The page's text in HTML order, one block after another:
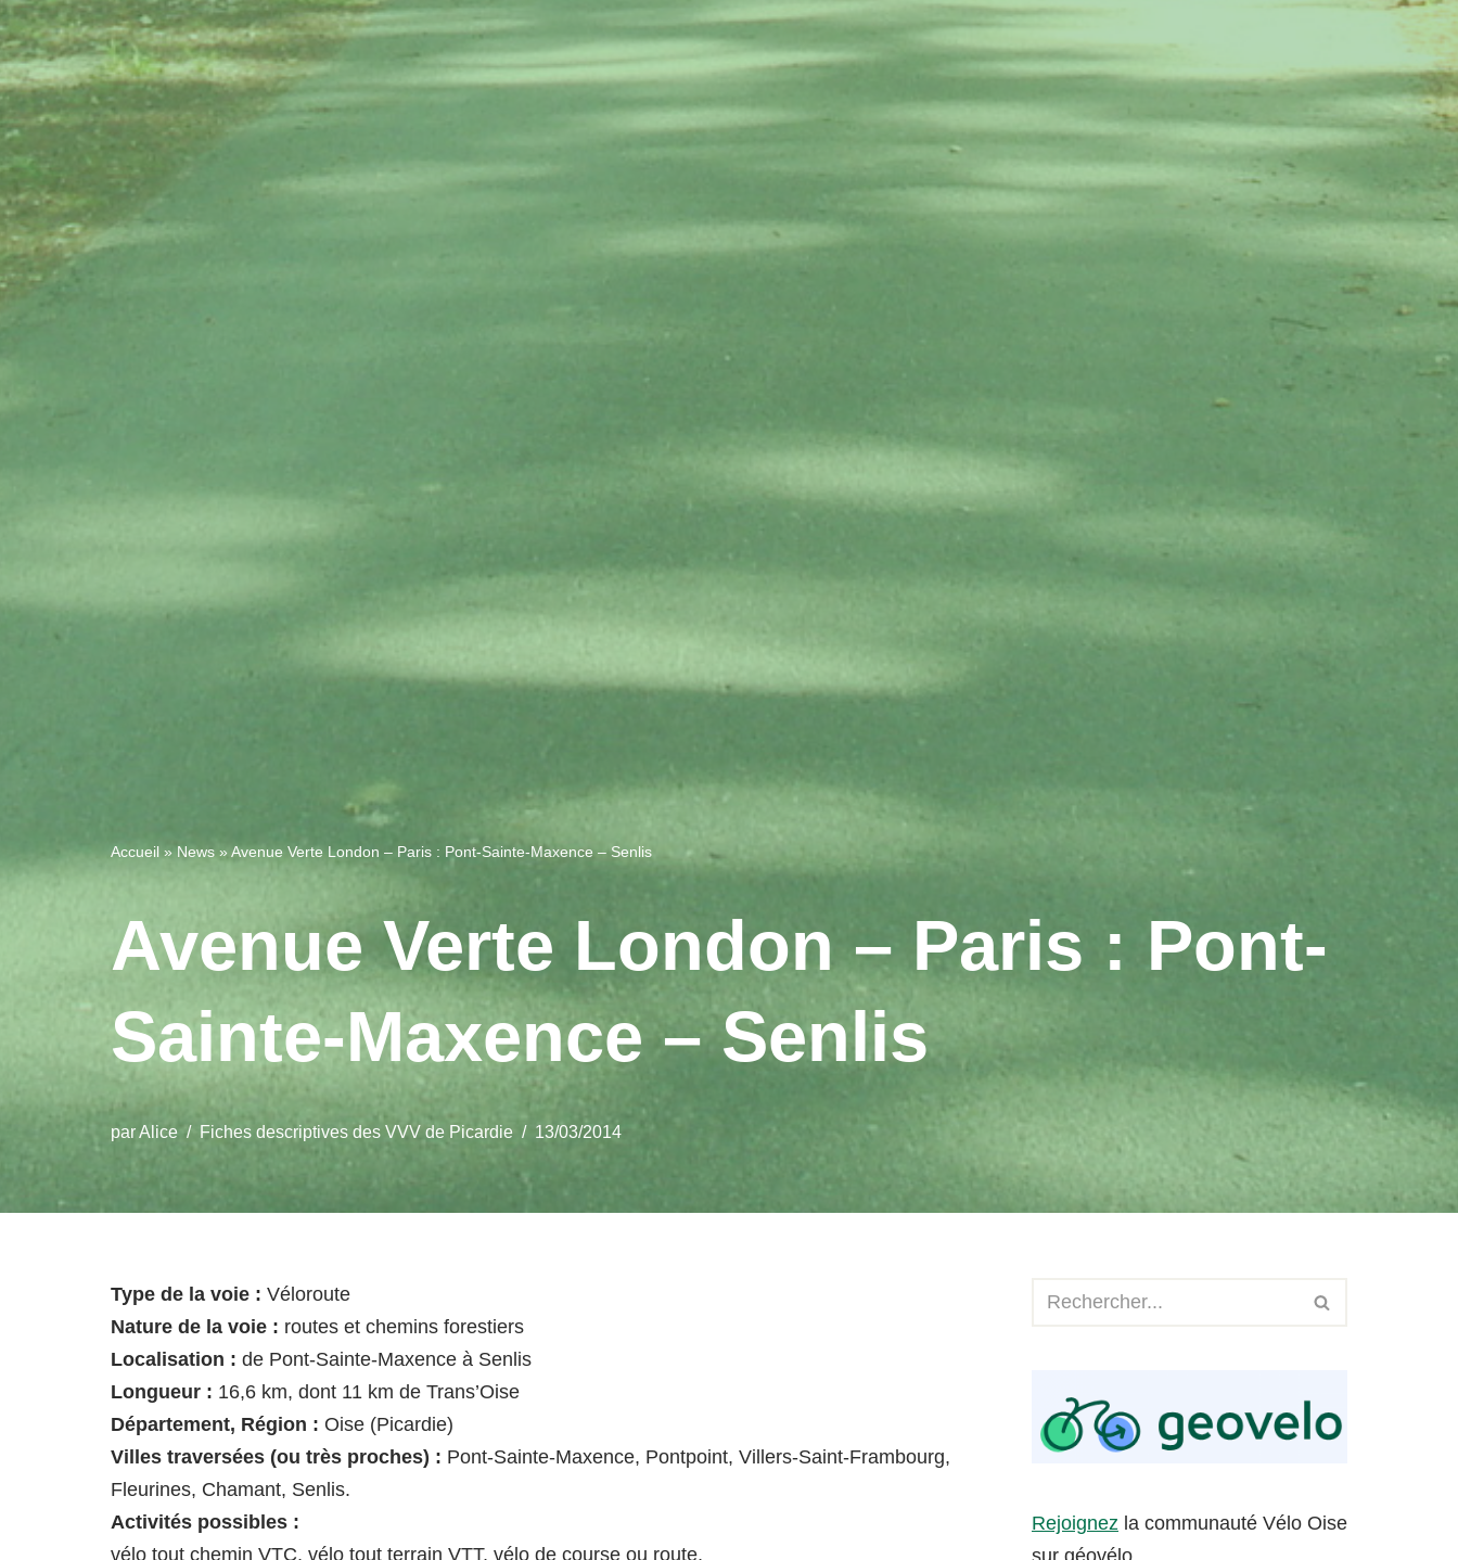
Accueil »News »Avenue Verte London – Paris : Pont-Sainte-Maxence – Senlis
Avenue Verte London – Paris : Pont-
Sainte-Maxence – Senlis
parAlice Fiches descriptives des VVV de Picardie 13/03/2014
Type de la voie : Véloroute
Nature de la voie : routes et chemins forestiers
Localisation : de Pont-Sainte-Maxence à Senlis
Longueur : 16,6 km, dont 11 km de Trans’Oise
Département, Région : Oise (Picardie)
Villes traversées (ou très proches) : Pont-Sainte-Maxence, Pontpoint, Villers-Saint-Frambourg,
Fleurines, Chamant, Senlis.
Activités possibles :
vélo tout chemin VTC, vélo tout terrain VTT, vélo de course ou route,
Rejoignez la communauté Vélo Oise